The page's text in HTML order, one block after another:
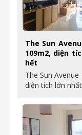
The Sun
109m2, diện
hết
The Sun
diện tích lớn